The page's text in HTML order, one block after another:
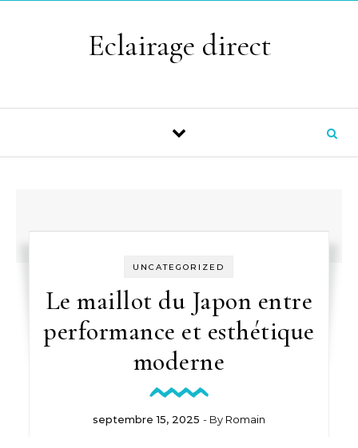
Eclairage direct
UNCATEGORIZED
Le maillot du Japon entre
performance et esthétique
moderne
septembre 15, 2025 - By Romain